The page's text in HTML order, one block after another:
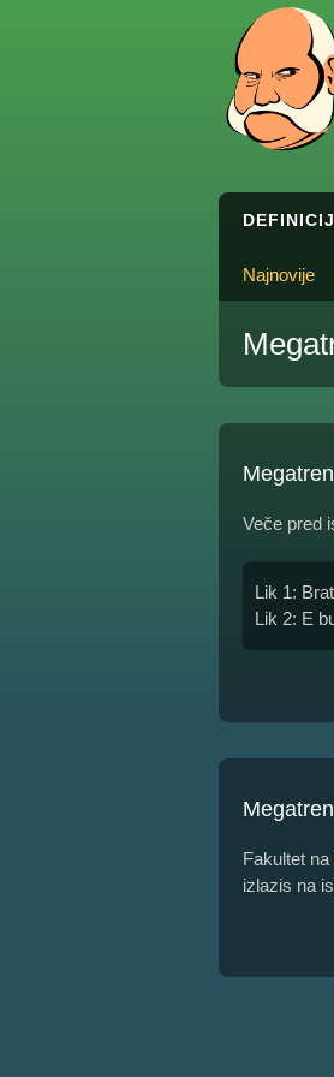
Najnovije
Veče pred
Lik 1:
Lik 2: E
Fakultet
izlazis na